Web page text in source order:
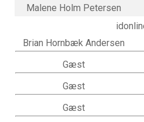
Malene Holm Petersen
Brian Hornbæk Andersen
Gæst
Gæst
Gæst